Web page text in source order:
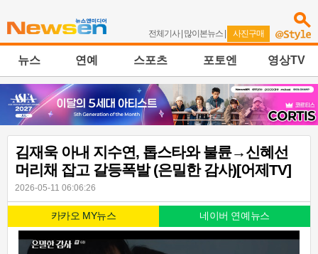
전체기사| 많이본뉴스 | 사진구매
뉴스 연예 스포츠 포토엔 영상TV
김재욱 아내 지수연, 톱스타와 불륜→신혜선
머리채 잡고 갈등폭발 (은밀한 감사)[어제TV]
2026-05-11 06:06:26
카카오 MY뉴스 네이버 연예뉴스